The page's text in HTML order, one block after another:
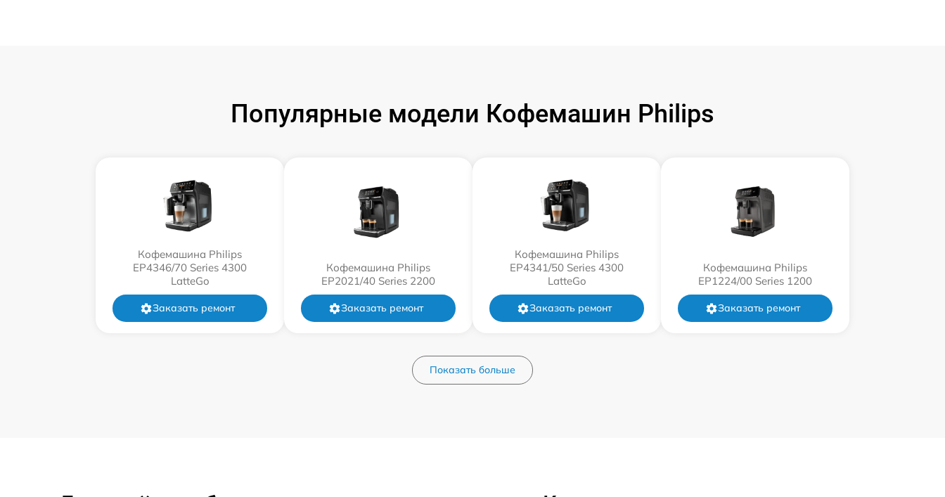
Популярные модели Кофемашин Philips
Кофемашина Philips
EP4346/70 Series 4300
LatteGo
Заказать ремонт
Кофемашина Philips
EP2021/40 Series 2200
Заказать ремонт
Кофемашина Philips
EP4341/50 Series 4300
LatteGo
Заказать ремонт
Кофемашина Philips
EP1224/00 Series 1200
Заказать ремонт
Показать больше